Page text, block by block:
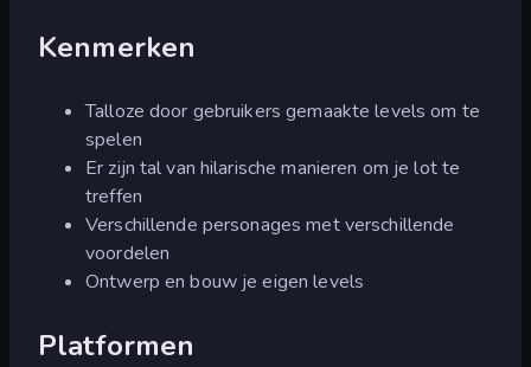
Kenmerken
Talloze door gebruikers gemaakte levels om te
spelen
Er zijn tal van hilarische manieren om je lot te
treffen
Verschillende personages met verschillende
voordelen
Ontwerp en bouw je eigen levels
Platformen